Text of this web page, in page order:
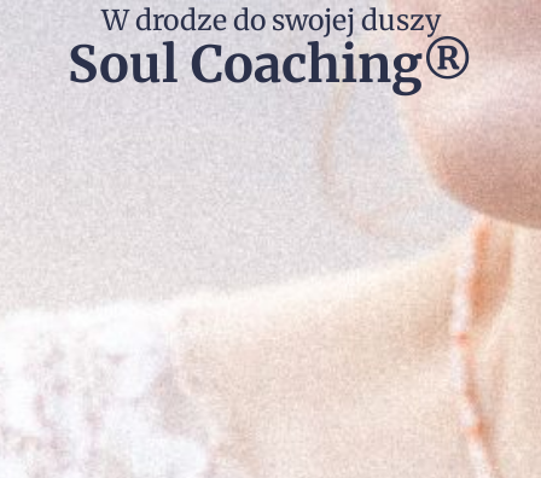
W drodze do swojej duszy
Soul Coaching®